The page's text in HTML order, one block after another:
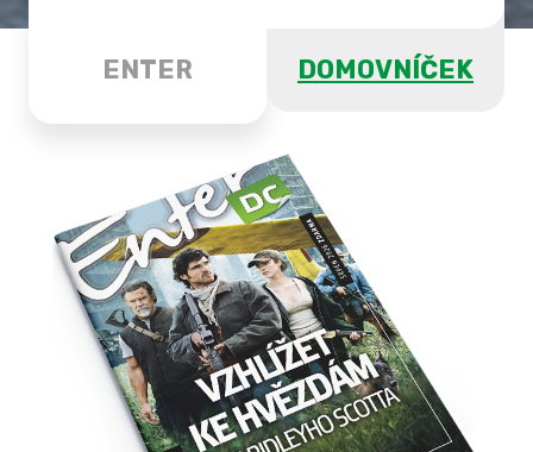
ENTER DOMOVNÍČEK